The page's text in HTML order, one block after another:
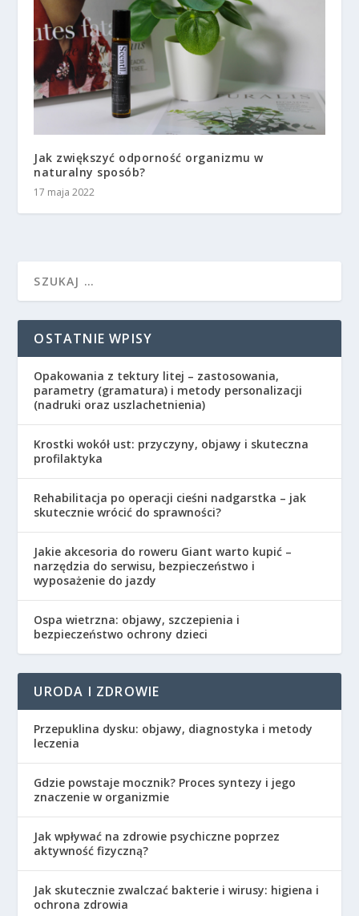
Jak zwiększyć odporność organizmu w
naturalny sposób?
17 maja 2022
OSTATNIE WPISY
Opakowania z tektury litej – zastosowania,
parametry (gramatura) i metody personalizacji
(nadruki oraz uszlachetnienia)
Krostki wokół ust: przyczyny, objawy i skuteczna
profilaktyka
Rehabilitacja po operacji cieśni nadgarstka – jak
skutecznie wrócić do sprawności?
Jakie akcesoria do roweru Giant warto kupić –
narzędzia do serwisu, bezpieczeństwo i
wyposażenie do jazdy
Ospa wietrzna: objawy, szczepienia i
bezpieczeństwo ochrony dzieci
URODA I ZDROWIE
Przepuklina dysku: objawy, diagnostyka i metody
leczenia
Gdzie powstaje mocznik? Proces syntezy i jego
znaczenie w organizmie
Jak wpływać na zdrowie psychiczne poprzez
aktywność fizyczną?
Jak skutecznie zwalczać bakterie i wirusy: higiena i
ochrona zdrowia